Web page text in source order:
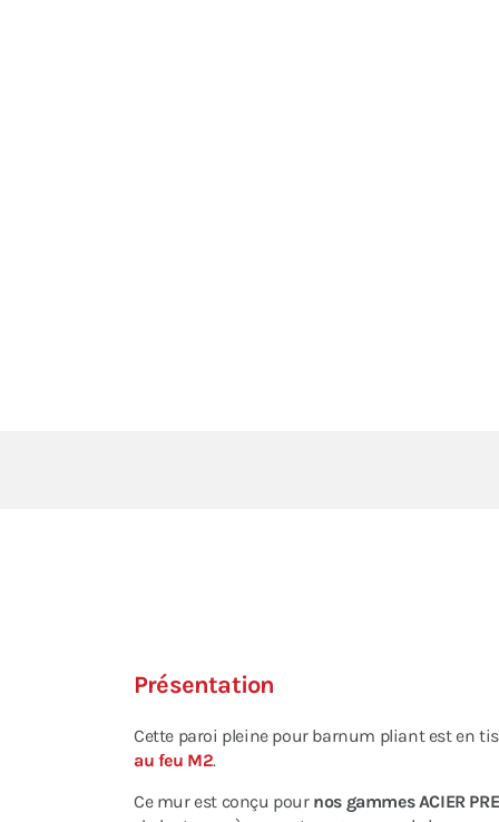
Présentation
Cette paroi pleine pour barnum pliant est en
au feu M2.
Ce mur est conçu pour nos gammes ACIER